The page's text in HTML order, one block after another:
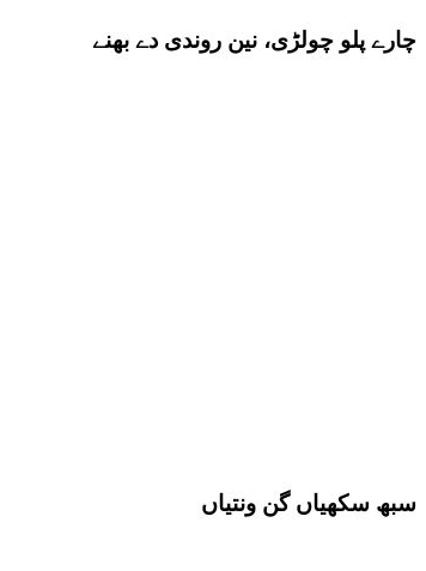
چارے پلو چولڑی، نین روندی دے بھنے
سبھ سکھیاں گن ونتیاں